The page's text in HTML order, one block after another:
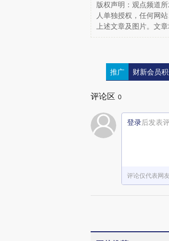
版权声明：观点频道
人单独授权，任何网
上述文章及图片。文
推广 财新会员
评论区 0
登录后发表
评论仅代表网